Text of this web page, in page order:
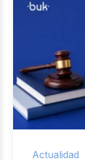
Actualidad